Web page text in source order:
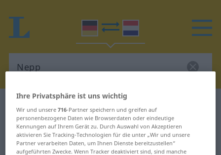
Deutsch-Niederländisch
Übersetzung für "Nepp"
Ihre Privatsphäre ist uns wichtig
Wir und unsere716-Partner speichern und greifen auf
personenbezogene Daten wie Browserdaten oder eindeutige
Kennungen auf Ihrem Gerät zu. Durch Auswahl von Akzeptieren
aktivieren Sie Tracking-Technologien für die unter „Wir und unsere
Partner verarbeiten Daten, um Ihnen Dienste bereitzustellen“
aufgeführten Zwecke. Wenn Tracker deaktiviert sind, sind manche